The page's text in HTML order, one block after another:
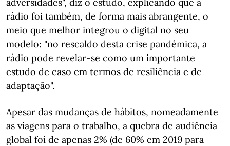
rádio foi também, de forma mais abrangente, o
meio que melhor integrou o digital no seu
modelo: "no rescaldo desta crise pandémica, a
rádio pode revelar-se como um importante
estudo de caso em termos de resiliência e de
adaptação".
Apesar das mudanças de hábitos, nomeadamente
as viagens para o trabalho, a quebra de audiência
global foi de apenas 2% (de 60% em 2019 para